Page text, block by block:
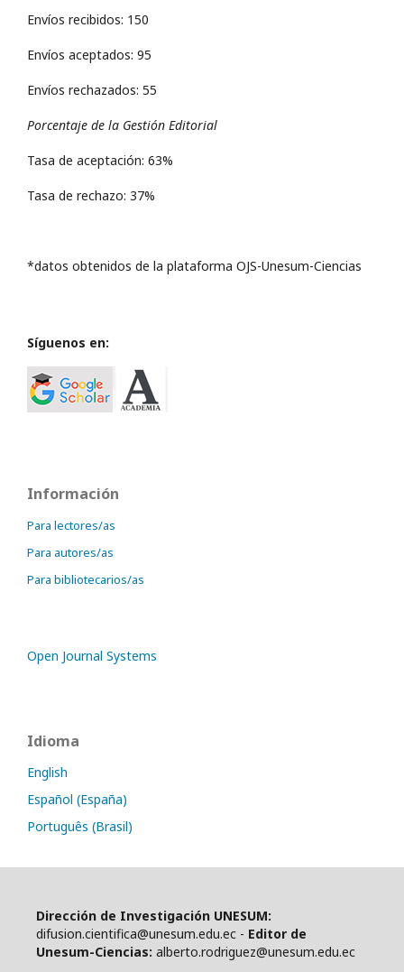
Envíos recibidos: 150
Envíos aceptados: 95
Envíos rechazados: 55
Porcentaje de la Gestión Editorial
Tasa de aceptación: 63%
Tasa de rechazo: 37%
*datos obtenidos de la plataforma OJS-Unesum-Ciencias
Síguenos en:
Información
Para lectores/as
Para autores/as
Para bibliotecarios/as
Open Journal Systems
Idioma
English
Español (España)
Português (Brasil)
Dirección de Investigación UNESUM:
difusion.cientifica@unesum.edu.ec - Editor de
Unesum-Ciencias: alberto.rodriguez@unesum.edu.ec